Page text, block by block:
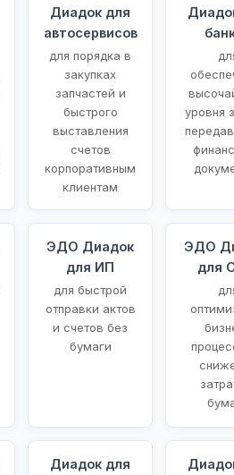
Диадок для
автосервисов
для порядка в
закупках
запчастей и
быстрого
выставления
счетов
корпоративным
клиентам
уровня
ЭДО Диадок
для ИП
для быстрой
отправки актов
и счетов без
бумаги
ЭДО
для
Диадок для